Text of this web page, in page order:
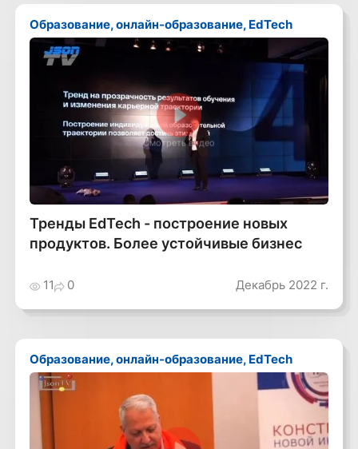
Образование, онлайн-образование, EdTech
Смотреть видео
Тренды EdTech - построение новых
продуктов. Более устойчивые бизнес
11 0 Декабрь 2022 г.
Образование, онлайн-образование, EdTech